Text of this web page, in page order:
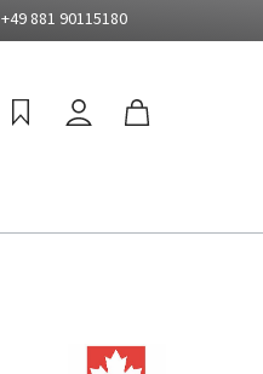
+49 881 90115180